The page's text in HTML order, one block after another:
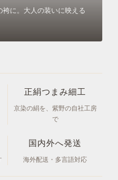
に。大人の装いに映える
正絹つまみ細工
京染の絹を、紫野の自社工房
で
国内外へ発送
海外配送・多言語対応